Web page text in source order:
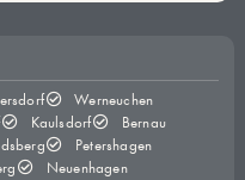
Werneuchen
Kaulsdorf
Bernau
Petershagen
Neuenhagen